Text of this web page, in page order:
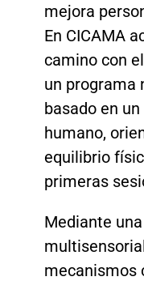
mejora
En CICAMA
camino con
un programa
basado en
humano,
equilibrio
primeras
Mediante
mecanismos